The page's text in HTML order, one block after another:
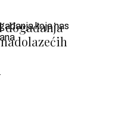
događanja